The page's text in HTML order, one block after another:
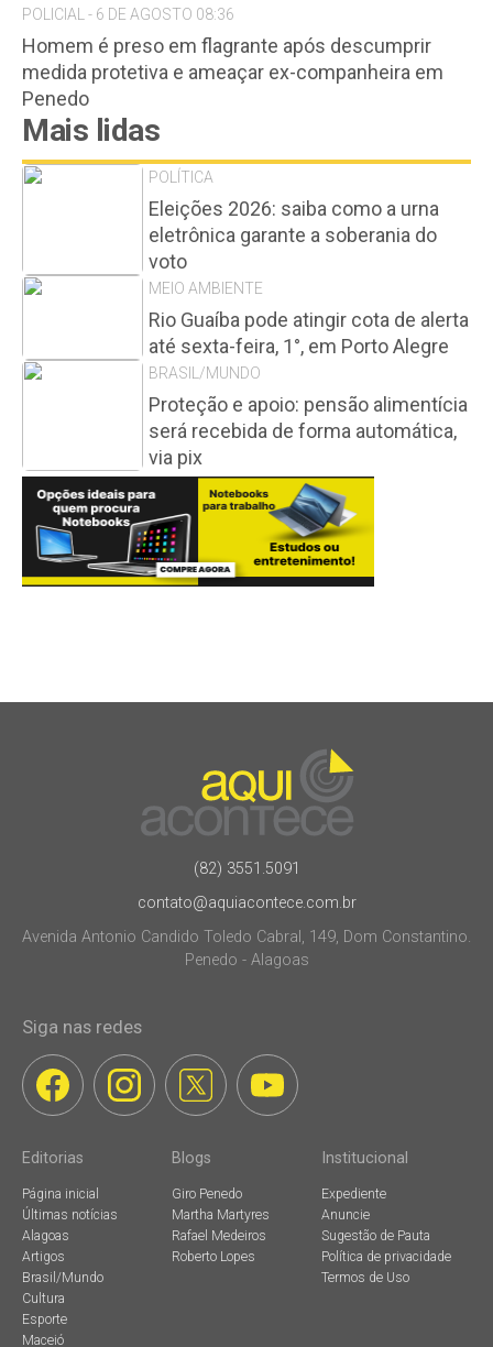
POLICIAL - 6 DE AGOSTO 08:36
Homem é preso em flagrante após descumprir
medida protetiva e ameaçar ex-companheira em
Penedo
Mais lidas
POLÍTICA
Eleições 2026: saiba como a urna
eletrônica garante a soberania do
voto
MEIO AMBIENTE
Rio Guaíba pode atingir cota de alerta
até sexta-feira, 1°, em Porto Alegre
BRASIL/MUNDO
Proteção e apoio: pensão alimentícia
será recebida de forma automática,
via pix
(82) 3551.5091
contato@aquiacontece.com.br
Avenida Antonio Candido Toledo Cabral, 149, Dom Constantino.
Penedo - Alagoas
Siga nas redes
Editorias
Página inicial
Últimas notícias
Alagoas
Artigos
Brasil/Mundo
Cultura
Esporte
Maceió
Blogs
Giro Penedo
Martha Martyres
Rafael Medeiros
Roberto Lopes
Institucional
Expediente
Anuncie
Sugestão de Pauta
Política de privacidade
Termos de Uso